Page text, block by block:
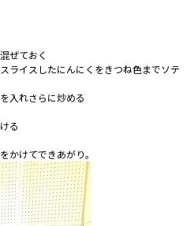
ぜておく
ライスしたにんにくをきつね色までソテ
入れさらに炒める
る
かけてできあがり。